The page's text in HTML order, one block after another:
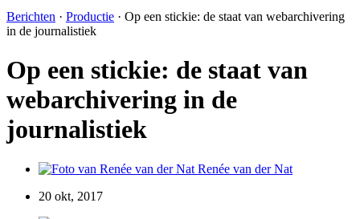
Berichten · Productie · Op een stickie: de staat van webarchivering
in de journalistiek
Op een stickie: de staat van
webarchivering in de
journalistiek
Renée van der Nat
20 okt, 2017